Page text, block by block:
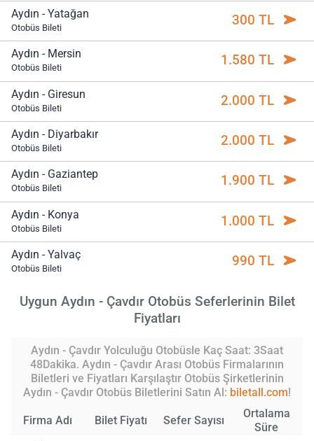
Aydın - Yatağan
Otobüs Bileti 300 TL
Aydın - Mersin
Otobüs Bileti 1.580 TL
Aydın - Giresun
Otobüs Bileti 2.000 TL
Aydın - Diyarbakır
Otobüs Bileti 2.000 TL
Aydın - Gaziantep
Otobüs Bileti 1.900 TL
Aydın - Konya
Otobüs Bileti 1.000 TL
Aydın - Yalvaç
Otobüs Bileti 990 TL
Uygun Aydın - Çavdır Otobüs Seferlerinin Bilet
Fiyatları
Aydın - Çavdır Yolculuğu Otobüsle Kaç Saat: 3Saat
48Dakika. Aydın - Çavdır Arası Otobüs Firmalarının
Biletleri ve Fiyatları Karşılaştır Otobüs Şirketlerinin
Aydın - Çavdır Otobüs Biletlerini Satın Al: biletall.com!
Firma Adı Bilet Fiyatı Sefer Sayısı
Ortalama
Süre